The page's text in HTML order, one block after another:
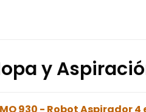
y Aspiración